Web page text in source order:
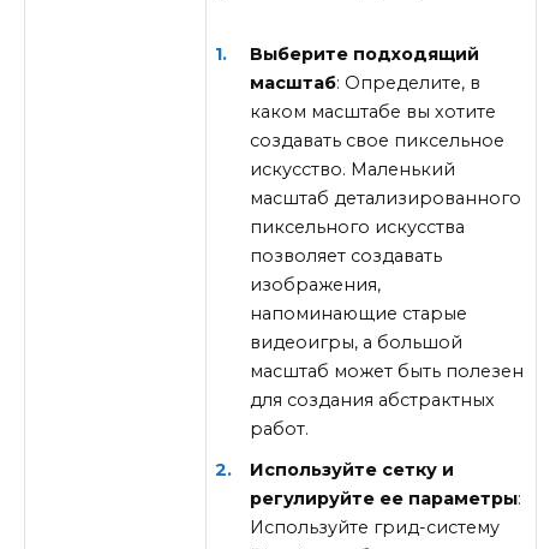
Выберите подходящий
масштаб: Определите, в
каком масштабе вы хотите
создавать свое пиксельное
искусство. Маленький
масштаб детализированного
пиксельного искусства
позволяет создавать
изображения,
напоминающие старые
видеоигры, а большой
масштаб может быть полезен
для создания абстрактных
работ.
Используйте сетку и
регулируйте ее параметры:
Используйте грид-систему